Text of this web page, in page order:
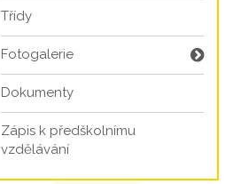
Třídy
Fotogalerie
Dokumenty
Zápis k předškolnímu
vzdělávání